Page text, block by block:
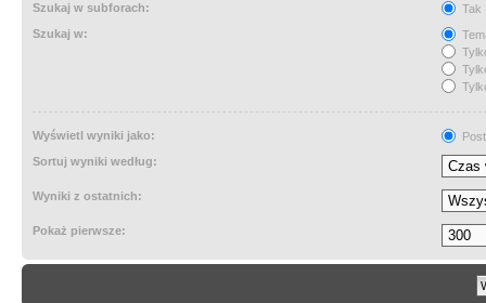
Szukaj w subforach:
Tak
Szukaj w:
Wyświetl wyniki jako:
Sortuj wyniki według:
Wyniki z ostatnich:
Pokaż pierwsze: